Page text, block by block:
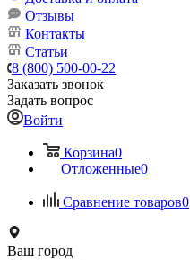
Отзывы
Контакты
Статьи
8 (800) 500-00-22
Заказать звонок
Задать вопрос
Войти
Корзина0
Отложенные0
Сравнение товаров0
Ваш город